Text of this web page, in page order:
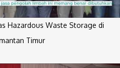
Hazardous Waste Storage di
Timur